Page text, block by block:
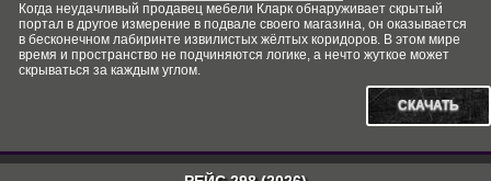
Когда неудачливый продавец мебели Кларк обнаруживает скрытый
портал в другое измерение в подвале своего магазина, он оказывается
в бесконечном лабиринте извилистых жёлтых коридоров. В этом мире
время и пространство не подчиняются логике, а нечто жуткое может
скрываться за каждым углом.
СКАЧАТЬ